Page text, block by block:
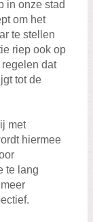
in onze stad
om het
te stellen
riep ook op
dat
tot de
met
hiermee
te lang